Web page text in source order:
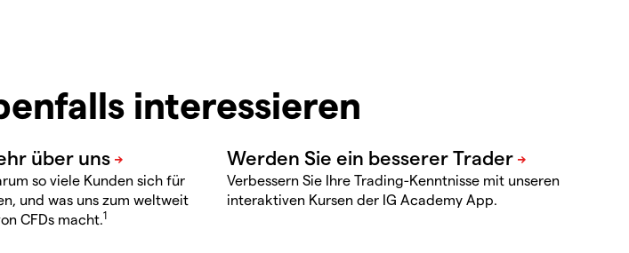
interessieren
so viele Kunden sich für
und was uns zum weltweit
CFDs macht.1
Verbessern Sie Ihre Trading-Kenntnisse mit unseren
interaktiven Kursen der IG Academy App.